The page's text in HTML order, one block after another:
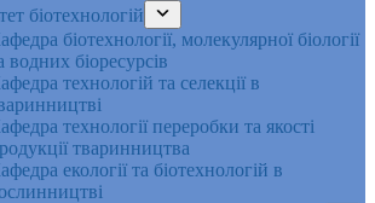
біотехнологій
біотехнології, молекулярної біології
водних біоресурсів
технологій та селекції в
технології переробки та якості
тваринництва
екології та біотехнологій в